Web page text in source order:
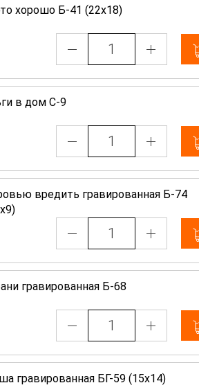
хорошо Б-41 (22х18)
в дом С-9
вредить гравированная Б-74
гравированная Б-68
гравированная БГ-59 (15х14)